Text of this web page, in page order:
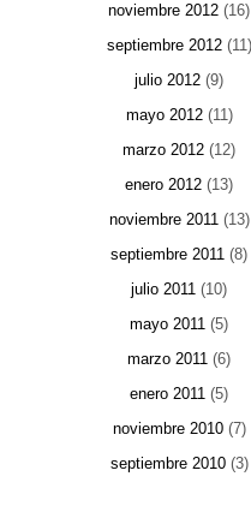
noviembre 2012 (16)
septiembre 2012(11)
julio 2012 (9)
mayo 2012(11)
marzo 2012 (12)
enero 2012 (13)
noviembre 2011(13)
septiembre 2011 (8)
julio 2011 (10)
mayo 2011 (5)
marzo 2011 (6)
enero 2011 (5)
noviembre 2010(7)
septiembre 2010(3)